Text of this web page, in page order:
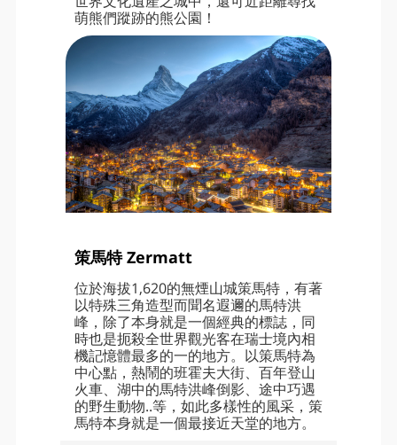
萌熊們蹤跡的熊公園！
策馬特 Zermatt
位於海拔1,620的無煙山城策馬特，有著
以特殊三角造型而聞名遐邇的馬特洪
峰，除了本身就是一個經典的標誌，同
時也是扼殺全世界觀光客在瑞士境內相
機記憶體最多的一的地方。以策馬特為
中心點，熱鬧的班霍夫大街、百年登山
火車、湖中的馬特洪峰倒影、途中巧遇
的野生動物..等，如此多樣性的風采，策
馬特本身就是一個最接近天堂的地方。